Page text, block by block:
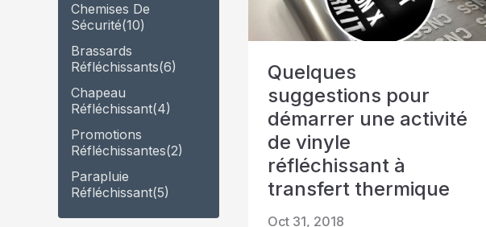
Chemises De
Sécurité(10)
Brassards
Réfléchissants(6)
Chapeau
Réfléchissant(4)
Promotions
Réfléchissantes(2)
Parapluie
Réfléchissant(5)
Quelques
suggestions pour
démarrer une activité
de vinyle
réfléchissant à
transfert thermique
Oct 31, 2018